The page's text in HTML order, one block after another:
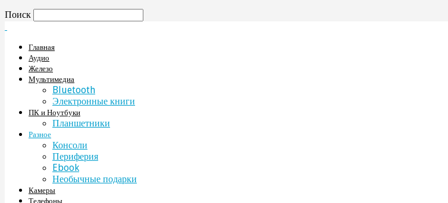
Поиск
Главная
Аудио
Железо
Мультимедиа
Bluetooth
Электронные книги
ПК и Ноутбуки
Планшетники
Разное
Консоли
Периферия
Ebook
Необычные подарки
Камеры
Телефоны